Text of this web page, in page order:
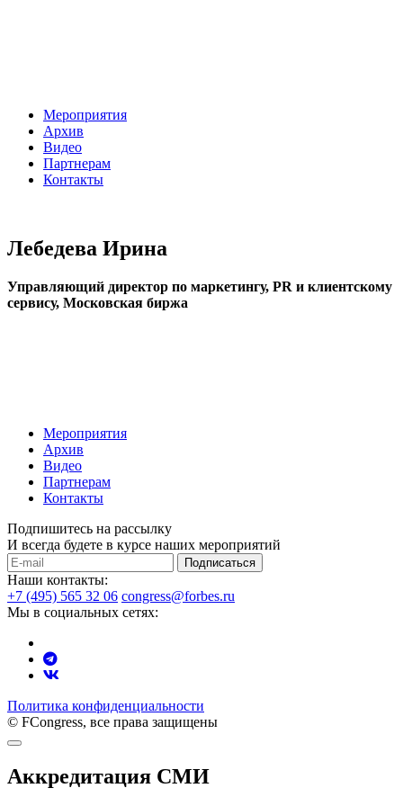
Мероприятия
Архив
Видео
Партнерам
Контакты
Лебедева Ирина
Управляющий директор по маркетингу, PR и клиентскому
сервису, Московская биржа
Мероприятия
Архив
Видео
Партнерам
Контакты
Подпишитесь на рассылку
И всегда будете в курсе наших мероприятий
Подписаться
Наши контакты:
+7 (495) 565 32 06 congress@forbes.ru
Мы в социальных сетях:
Политика конфиденциальности
© FCongress, все права защищены
Аккредитация СМИ